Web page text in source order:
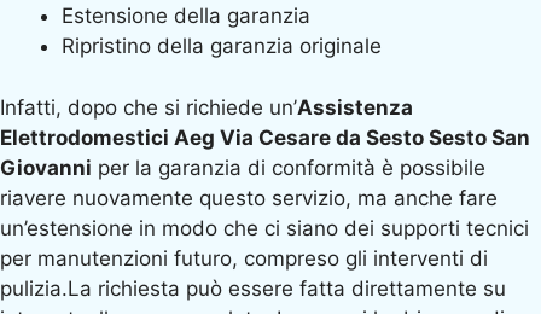
Estensione della garanzia
Ripristino della garanzia originale
Infatti, dopo che si richiede un’Assistenza
Elettrodomestici Aeg Via Cesare da Sesto Sesto San
Giovanni per la garanzia di conformità è possibile
riavere nuovamente questo servizio, ma anche fare
un’estensione in modo che ci siano dei supporti tecnici
per manutenzioni futuro, compreso gli interventi di
pulizia.La richiesta può essere fatta direttamente su